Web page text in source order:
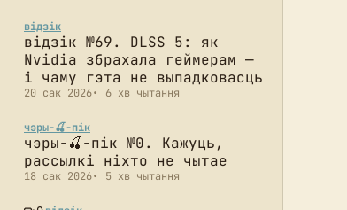
відзік
відзік №69. DLSS 5: як
Nvidia збрахала геймерам —
і чаму гэта не выпадковасць
20 сак 2026 6 хв чытання
чэры-🍒-пік
чэры-🍒-пік №0. Кажуць,
рассылкі ніхто не чытае
18 сак 2026 5 хв чытання